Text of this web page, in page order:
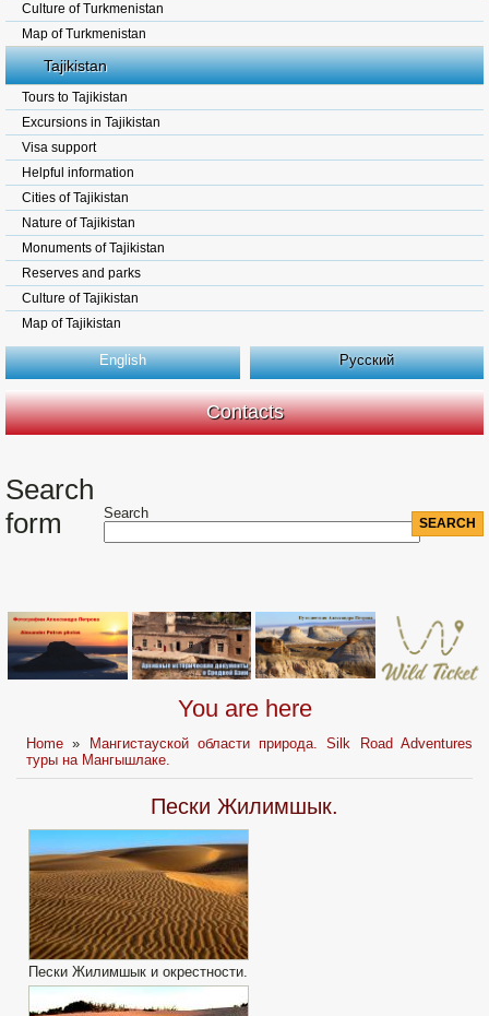
Culture of Turkmenistan
Map of Turkmenistan
Tajikistan
Tours to Tajikistan
Excursions in Tajikistan
Visa support
Helpful information
Cities of Tajikistan
Nature of Tajikistan
Monuments of Tajikistan
Reserves and parks
Culture of Tajikistan
Map of Tajikistan
English Русский
Contacts
Search
form
Search
You are here
Home »
Мангистауской области природа. Silk Road Adventures
туры на Мангышлаке.
Пески Жилимшык.
Пески Жилимшык и окрестности.